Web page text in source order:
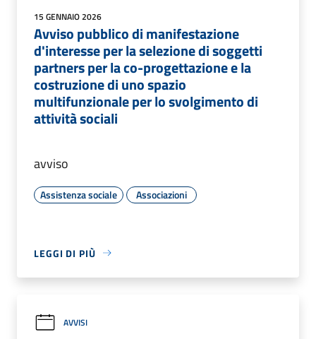
15 GENNAIO 2026
Avviso pubblico di manifestazione
d'interesse per la selezione di soggetti
partners per la co-progettazione e la
costruzione di uno spazio
multifunzionale per lo svolgimento di
attività sociali
avviso
Assistenza sociale Associazioni
LEGGI DI PIÙ
AVVISI